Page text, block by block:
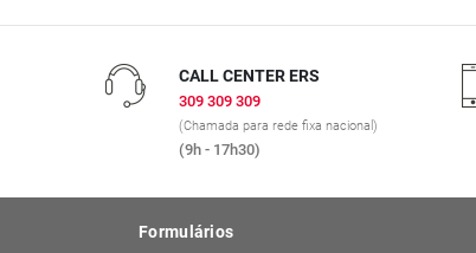
CALL CENTER ERS
309 309 309
(Chamada para rede fixa nacional)
(9h - 17h30)
Formulários